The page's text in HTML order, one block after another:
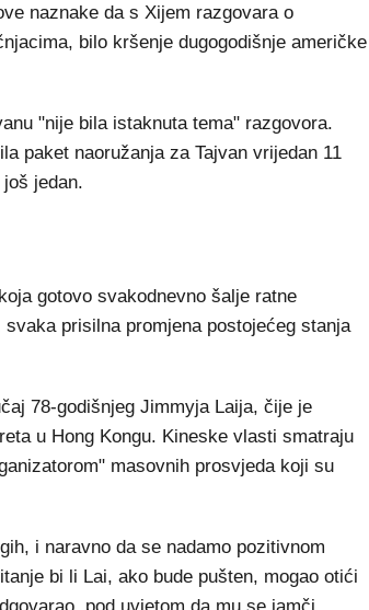
naznake da s Xijem razgovara o
bilo kršenje dugogodišnje američke
"nije bila istaknuta tema" razgovora.
paket naoružanja za Tajvan vrijedan 11
jedan.
gotovo svakodnevno šalje ratne
prisilna promjena postojećeg stanja
78-godišnjeg Jimmyja Laija, čije je
u Hong Kongu. Kineske vlasti smatraju
masovnih prosvjeda koji su
i naravno da se nadamo pozitivnom
bi li Lai, ako bude pušten, mogao otići